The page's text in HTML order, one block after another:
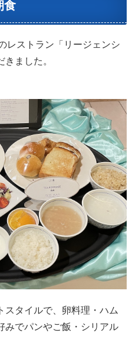
食
レストラン「リージェンシ
ました。
スタイルで、卵料理・ハム
みでパンやご飯・シリアル